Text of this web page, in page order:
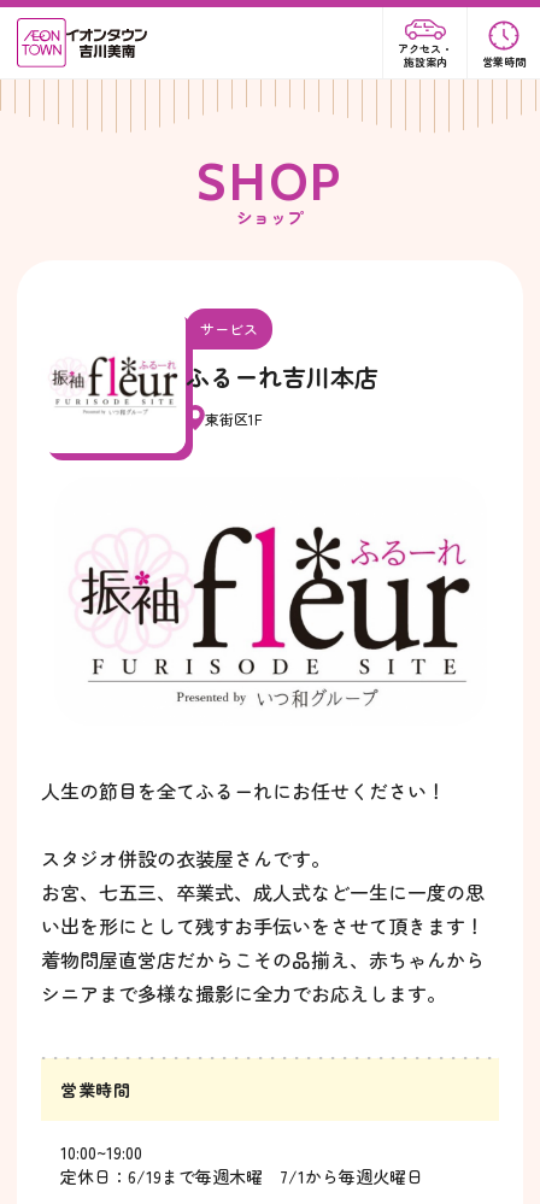
アクセス・
施設案内
営業時間
SHOP
ショップ
サービス
ふるーれ吉川本店
東街区1F
人生の節目を全てふるーれにお任せください！
スタジオ併設の衣装屋さんです。
お宮、七五三、卒業式、成人式など一生に一度の思
い出を形にとして残すお手伝いをさせて頂きます！
着物問屋直営店だからこその品揃え、赤ちゃんから
シニアまで多様な撮影に全力でお応えします。
営業時間
10:00~19:00
定休日：6/19まで毎週木曜 7/1から毎週火曜日